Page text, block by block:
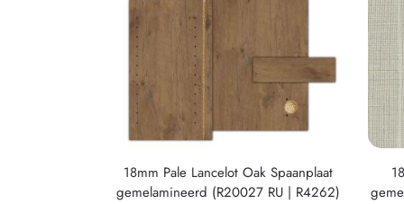
18mm Pale Lancelot Oak Spaanplaat
gemelamineerd (R20027 RU | R4262)